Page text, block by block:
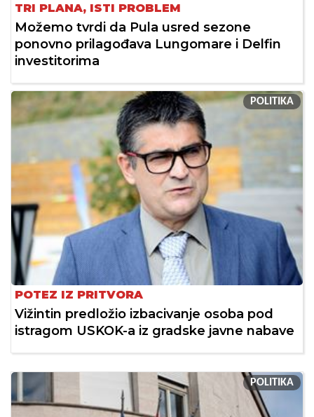
TRI PLANA, ISTI PROBLEM
Možemo tvrdi da Pula usred sezone
ponovno prilagođava Lungomare i Delfin
investitorima
POLITIKA
POTEZ IZ PRITVORA
Vižintin predložio izbacivanje osoba pod
istragom USKOK-a iz gradske javne nabave
POLITIKA